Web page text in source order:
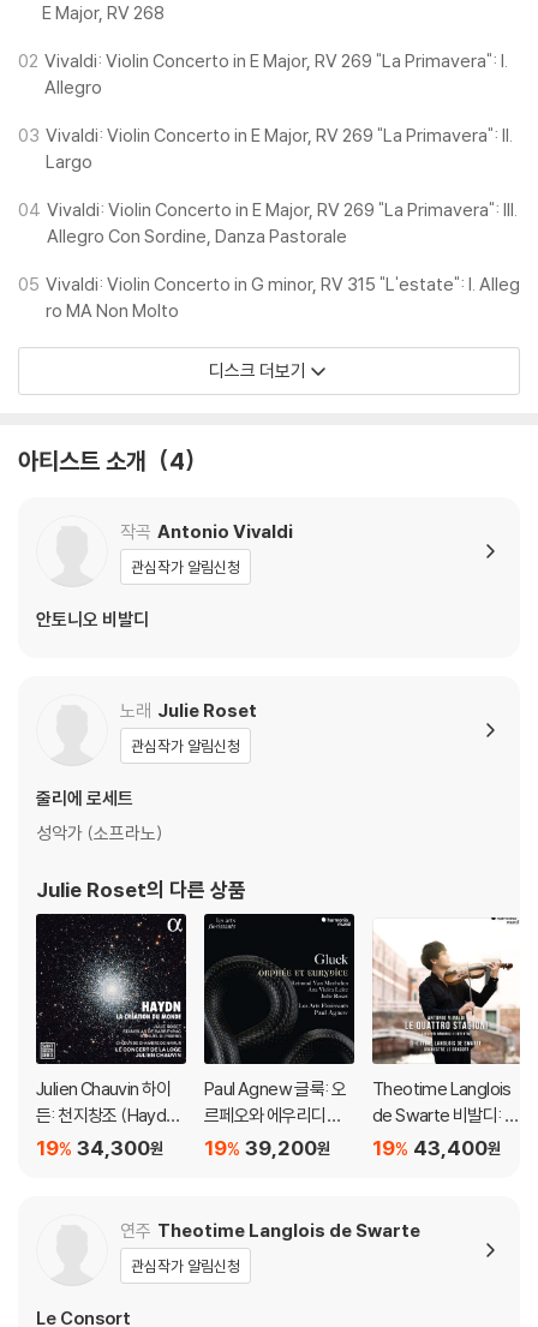
마무리한다.
E Major, RV 268
02 Vivaldi: Violin Concerto in E Major, RV 269 "La Primavera": I.
Allegro
03 Vivaldi: Violin Concerto in E Major, RV 269 "La Primavera": II.
Largo
04 Vivaldi: Violin Concerto in E Major, RV 269 "La Primavera": III.
Allegro Con Sordine, Danza Pastorale
05 Vivaldi: Violin Concerto in G minor, RV 315 "L'estate": I. Alleg
ro MA Non Molto
디스크 더보기
아티스트 소개 4
작곡 Antonio Vivaldi
관심작가 알림신청
안토니오 비발디
노래 Julie Roset
관심작가 알림신청
줄리에 로세트
성악가 (소프라노)
Julie Roset의 다른 상품
Julien Chauvin 하이
든: 천지창조 (Haydn:
La Creation du mon
34,300원
19%
Paul Agnew 글룩: 오
르페오와 에우리디체
(Gluck: Orphee Et E
39,200원
19%
Theotime Langlois
de Swarte 비발디: 사
계 (Vivaldi: Le Quattr
43,400원
19%
연주 Theotime Langlois de Swarte
관심작가 알림신청
Le Consort